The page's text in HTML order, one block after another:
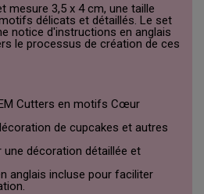
mesure 3,5 x 4 cm, une taille
délicats et détaillés. Le set
notice d'instructions en anglais
le processus de création de ces
Cutters en motifs Cœur
de cupcakes et autres
décoration détaillée et
anglais incluse pour faciliter